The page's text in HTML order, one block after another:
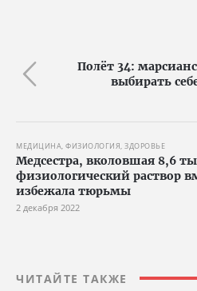
Полёт 34:
выбирать
МЕДИЦИНА, ФИЗИОЛОГИЯ, ЗДОРОВЬЕ
Медсестра, вколовшая 8,6
физиологический раствор
избежала тюрьмы
2 декабря 2022
ЧИТАЙТЕ ТАКЖЕ